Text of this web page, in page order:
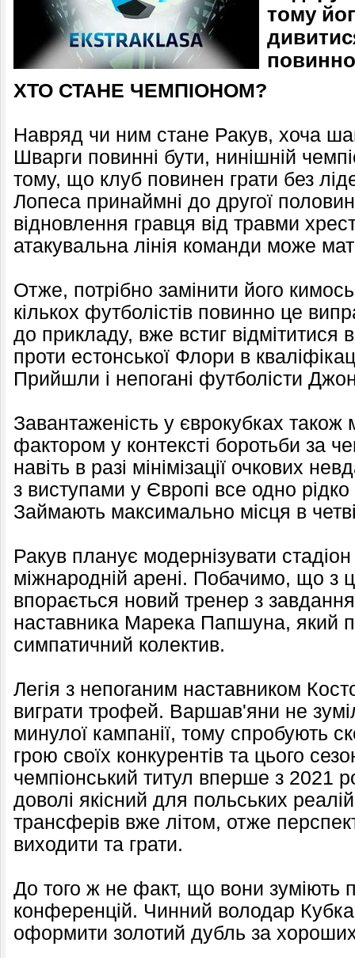
тому
ХТО СТАНЕ ЧЕМПІОНОМ?
Навряд чи ним стане Ракув, хоча
Шварги повинні бути, нинішній
тому, що клуб повинен грати без
Лопеса принаймні до другої
відновлення гравця від травми
атакувальна лінія команди може
Отже, потрібно замінити його
кількох футболістів повинно це
до прикладу, вже встиг
проти естонської Флори в
Прийшли і непогані футболісти
Завантаженість у єврокубках
фактором у контексті боротьби за
навіть в разі мінімізації очкових
з виступами у Європі все одно
Займають максимально місця в
Ракув планує модернізувати
міжнародній арені. Побачимо, що з
впорається новий тренер з
наставника Марека Папшуна, який
симпатичний колектив.
Легія з непоганим наставником
виграти трофей. Варшав'яни не
минулої кампанії, тому спробують
грою своїх конкурентів та цього
чемпіонський титул вперше з 2021
доволі якісний для польських
трансферів вже літом, отже
виходити та грати.
До того ж не факт, що вони зуміють
конференцій. Чинний володар
оформити золотий дубль за